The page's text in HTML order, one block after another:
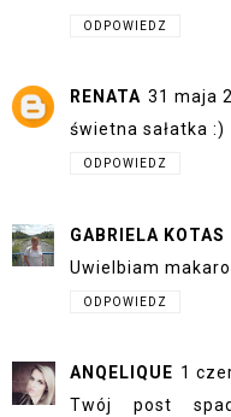
ODPOWIEDZ
RENATA 31 maja
świetna sałatka :)
ODPOWIEDZ
GABRIELA KOTAS
Uwielbiam
ODPOWIEDZ
ANQELIQUE 1
Twój post